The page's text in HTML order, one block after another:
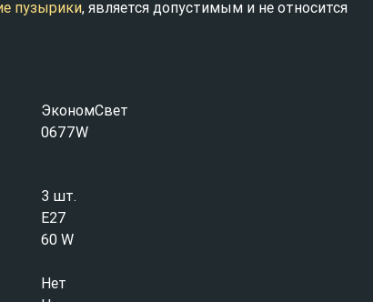
пузырики, является допустимым и не относится
ЭкономСвет
0677W
3 шт.
E27
60 W
Нет